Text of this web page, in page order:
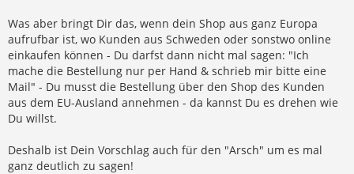
Was aber bringt Dir das, wenn dein Shop aus ganz Europa
aufrufbar ist, wo Kunden aus Schweden oder sonstwo online
einkaufen können - Du darfst dann nicht mal sagen: "Ich
mache die Bestellung nur per Hand & schrieb mir bitte eine
Mail" - Du musst die Bestellung über den Shop des Kunden
aus dem EU-Ausland annehmen - da kannst Du es drehen wie
Du willst.
Deshalb ist Dein Vorschlag auch für den "Arsch" um es mal
ganz deutlich zu sagen!